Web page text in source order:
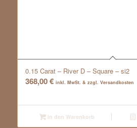
0.15 Carat – River D – Square – si2
368,00€ inkl. MwSt. & zzgl. Versandkosten
In den Warenkorb